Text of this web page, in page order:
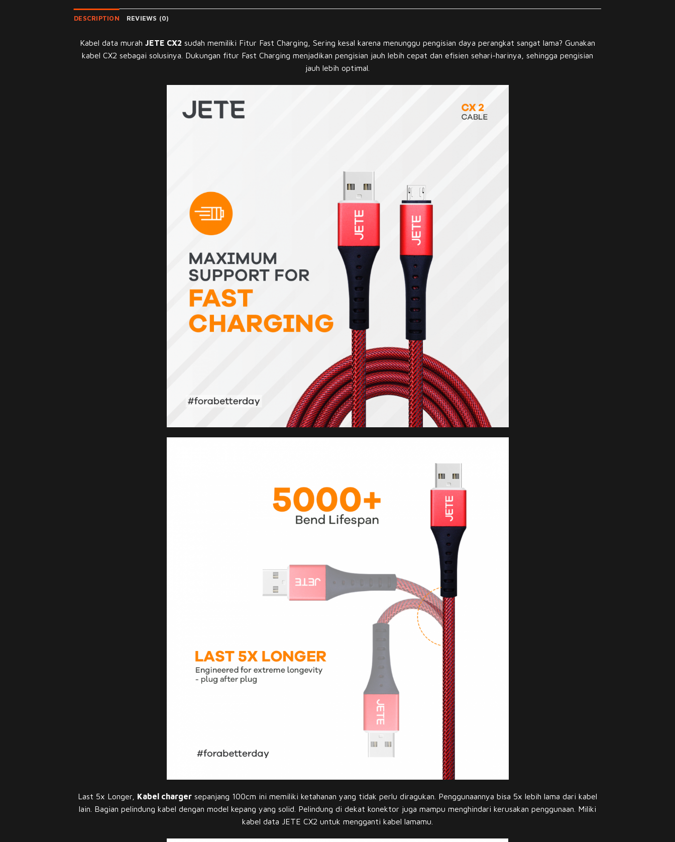
DESCRIPTION REVIEWS (0)
Kabel data murah JETE CX2 sudah memiliki Fitur Fast Charging, Sering kesal karena menunggu pengisian daya perangkat sangat lama? Gunakan
kabel CX2 sebagai solusinya. Dukungan fitur Fast Charging menjadikan pengisian jauh lebih cepat dan efisien sehari-harinya, sehingga pengisian
jauh lebih optimal.
Last 5x Longer, Kabel charger sepanjang 100cm ini memiliki ketahanan yang tidak perlu diragukan. Penggunaannya bisa 5x lebih lama dari kabel
lain. Bagian pelindung kabel dengan model kepang yang solid. Pelindung di dekat konektor juga mampu menghindari kerusakan penggunaan. Miliki
kabel data JETE CX2 untuk mengganti kabel lamamu.